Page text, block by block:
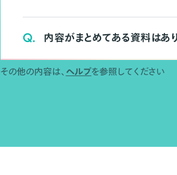
Q. 内容がまとめてある資料はあ
その他の内容は、 ヘルプを参照してください